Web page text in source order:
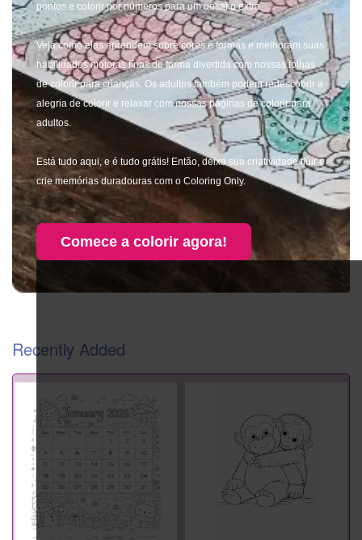
pontos e colorir por números para um desafio extra.
Veja como elas aprendem sobre cores e formas e melhoram suas
habilidades motoras finas de forma divertida com nossas folhas
de colorir para crianças. Os adultos também podem redescobrir a
alegria de colorir e relaxar com nossas páginas de colorir para
adultos.
Está tudo aqui, e é tudo grátis! Então, deixe sua criatividade fluir e
crie memórias duradouras com o Coloring Only.
Comece a colorir agora!
Recently Added